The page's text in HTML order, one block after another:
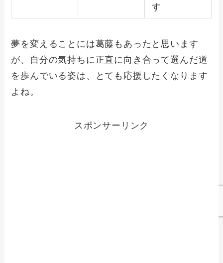
す
夢を変えることには葛藤もあったと思います
が、自分の気持ちに正直に向き合って選んだ道
を歩んでいる姿は、とても応援したくなります
よね。
スポンサーリンク